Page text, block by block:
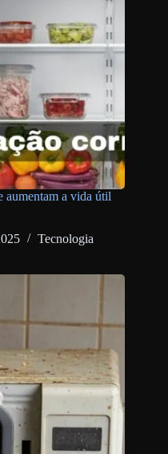
aumentam a vida útil
Tecnologia